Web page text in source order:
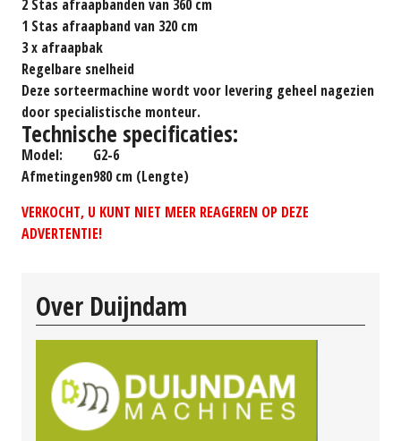
2 Stas afraapbanden van 360 cm
1 Stas afraapband van 320 cm
3 x afraapbak
Regelbare snelheid
Deze sorteermachine wordt voor levering geheel nagezien
door specialistische monteur.
Technische specificaties:
Model:
G2-6
Afmetingen980 cm (Lengte)
VERKOCHT, U KUNT NIET MEER REAGEREN OP DEZE
ADVERTENTIE!
Over Duijndam